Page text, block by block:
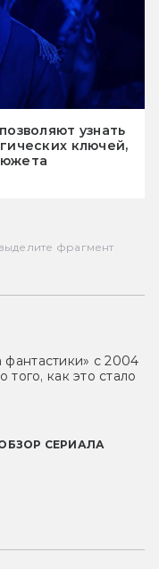
узнать
ключей,
фрагмент
с 2004
того, как это стало
СЕРИАЛА